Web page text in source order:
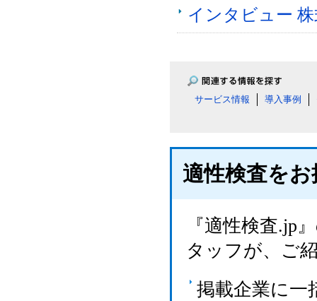
インタビュー
サービス情報 導入事例
適性検査を
『適性検査.jp
タッフが、ご
掲載企業に一